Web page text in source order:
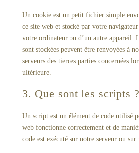
Un cookie est un petit fichier simple
ce site web et stocké par votre
votre ordinateur ou d’un autre appareil.
sont stockées peuvent être renvoyées à
serveurs des tierces parties concernées
ultérieure.
3. Que sont les scripts ?
Un script est un élément de code utilisé
web fonctionne correctement et de
code est exécuté sur notre serveur ou sur